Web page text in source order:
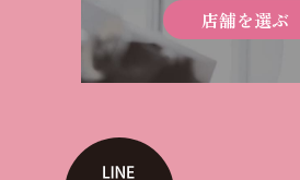
店舗を選ぶ